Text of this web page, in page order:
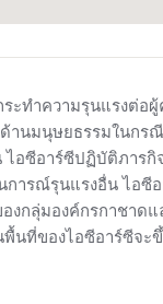
ทำความรุนแรงต่อ
านมนุษยธรรมในก
อซีอาร์ซีปฏิบัติภาร
การณ์รุนแรงอื่น ไอ
กลุ่มองค์กรกาชาดแ
นที่ของไอซีอาร์ซีจ